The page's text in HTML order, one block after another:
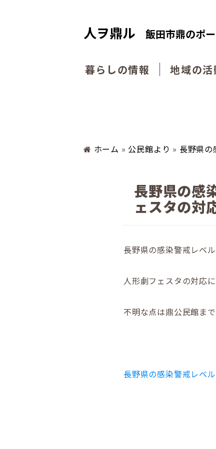
人ヲ鼎ル 飯田市鼎のポ
暮らしの情報 地域の活
ホーム » 公民館より » 長野県
長野県の感
ェスタの対
長野県の感染警戒レベ
人形劇フェスタの対応
不明な点は鼎公民館ま
長野県の感染警戒レベ